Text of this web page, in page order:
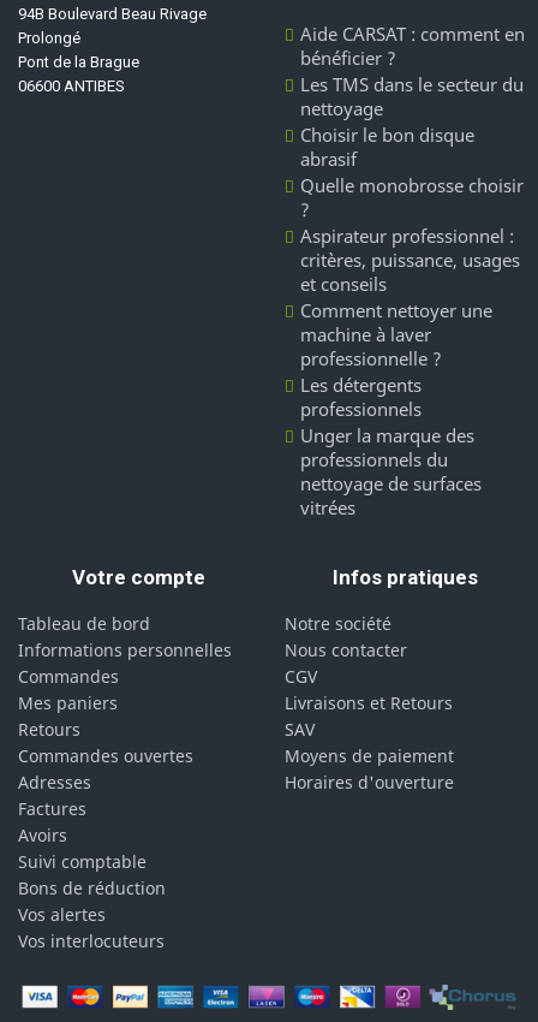
94B Boulevard Beau Rivage
Prolongé
Pont de la Brague
06600 ANTIBES
Aide CARSAT : comment en
bénéficier ?
Les TMS dans le secteur du
nettoyage
Choisir le bon disque
abrasif
Quelle monobrosse choisir
?
Aspirateur professionnel :
critères, puissance, usages
et conseils
Comment nettoyer une
machine à laver
professionnelle ?
Les détergents
professionnels
Unger la marque des
professionnels du
nettoyage de surfaces
vitrées
Votre compte
Tableau de bord
Informations personnelles
Commandes
Mes paniers
Retours
Commandes ouvertes
Adresses
Factures
Avoirs
Suivi comptable
Bons de réduction
Vos alertes
Vos interlocuteurs
Infos pratiques
Notre société
Nous contacter
CGV
Livraisons et Retours
SAV
Moyens de paiement
Horaires d'ouverture